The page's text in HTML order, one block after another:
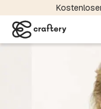
Über 5000